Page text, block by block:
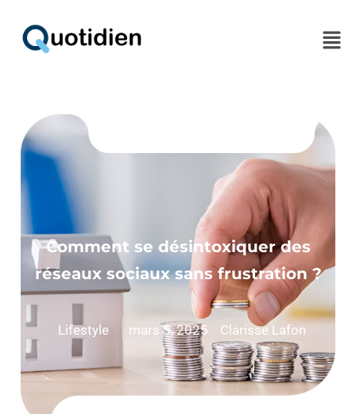
Comment se désintoxiquer des
réseaux sociaux sans frustration ?
Lifestyle mars 5, 2025 Clarisse Lafon